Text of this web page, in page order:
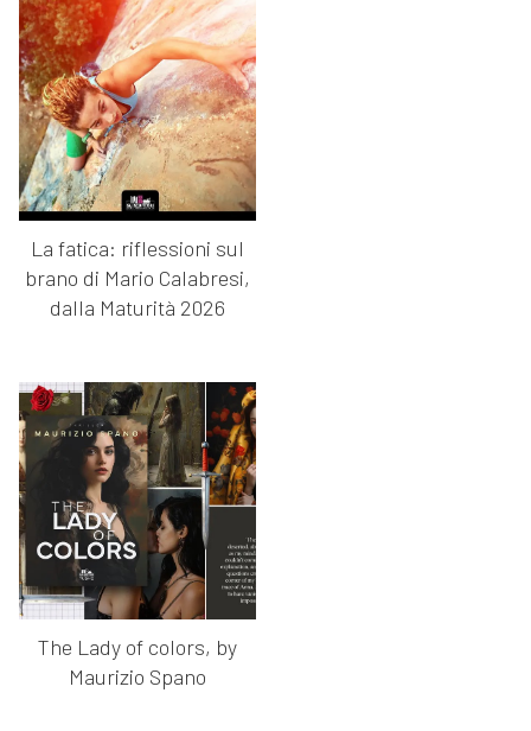
La fatica: riflessioni sul
brano di Mario Calabresi,
dalla Maturità 2026
The Lady of colors, by
Maurizio Spano